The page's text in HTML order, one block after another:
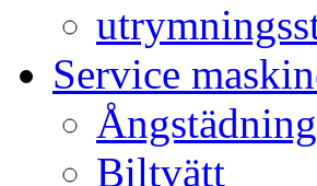
Service
Ångstädning
Biltvätt